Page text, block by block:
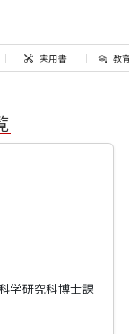
実用書 教
学研究科博士課